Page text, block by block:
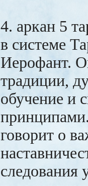
4. аркан 5
в системе
Иерофант.
традиции,
обучение и
говорит о
следования